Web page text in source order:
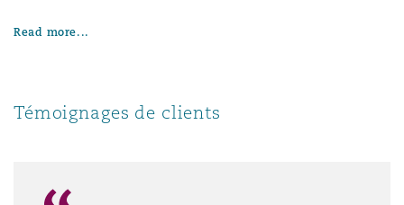
Read more...
Témoignages de clients